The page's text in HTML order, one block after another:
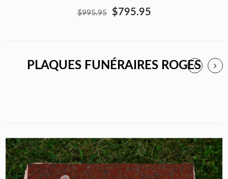
$995.95 $795.95
PLAQUES FUNÉRAIRES ROGES